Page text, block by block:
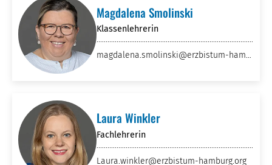
Magdalena Smolinski
Klassenlehrerin
magdalena.smolinski@erzbistum-hamb
Laura Winkler
Fachlehrerin
Laura.winkler@erzbistum-hamburg.org